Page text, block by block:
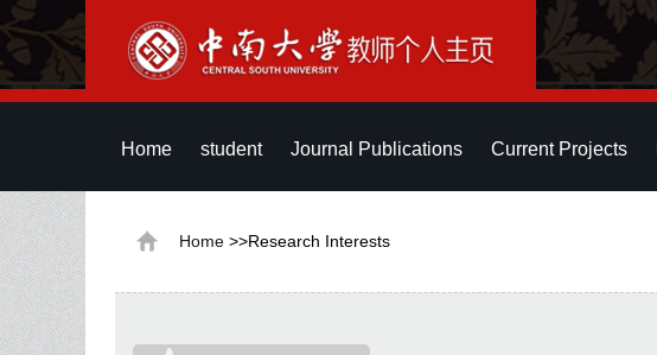
Home student Journal Publications Current Projects
Home >>Research Interests